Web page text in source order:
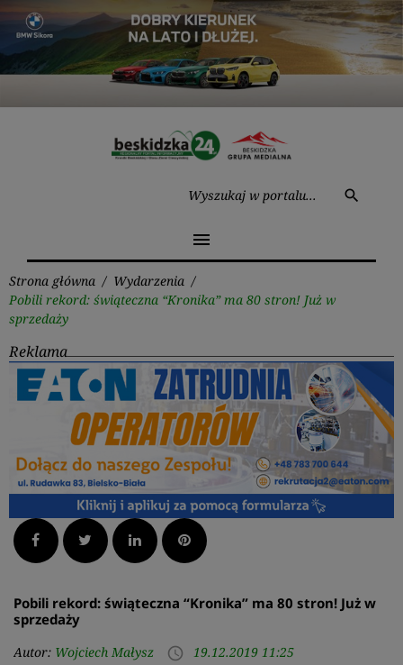
Przejdź
treści
search
menu
Strona główna / Wydarzenia /
Pobili rekord: świąteczna “Kronika” ma 80 stron! Już w
sprzedaży
Reklama
Facebook Twitter LinkedInPinterest
Pobili rekord: świąteczna “Kronika” ma 80 stron! Już w
sprzedaży
Autor: Wojciech Małysz access_time 19.12.2019 11:25